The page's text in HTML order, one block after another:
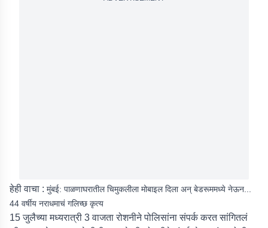
हेही वाचा : मुंबई: पाळणाघरातील चिमुकलीला मोबाइल दिला अन् बेडरूममध्ये नेऊन...
44 वर्षीय नराधमाचं गलिच्छ कृत्य
15 जुलैच्या मध्यरात्री 3 वाजता रोशनीने पोलिसांना संपर्क करत सांगितलं